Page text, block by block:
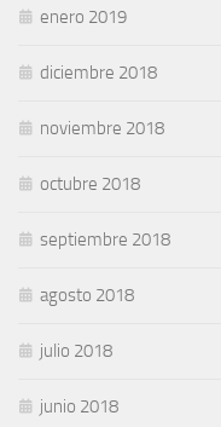
enero 2019
diciembre 2018
noviembre 2018
octubre 2018
septiembre 2018
agosto 2018
julio 2018
junio 2018